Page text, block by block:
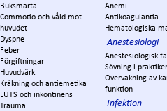
Buksmärta
Commotio och våld mot
huvudet
Dyspne
Feber
Förgiftningar
Huvudvärk
Kräkning och antiemetika
LUTS och inkontinens
Trauma
Anemi
Antikoagulantia
Hematologiska
Anestesiologi
Anestesiologisk
Sövning i
Övervakning av
funktion
Infektion